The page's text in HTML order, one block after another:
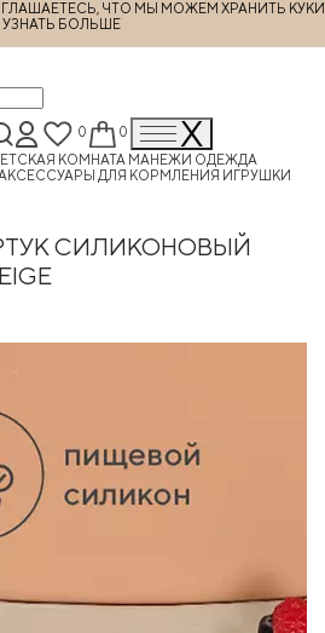
ЧТО МЫ МОЖЕМ ХРАНИТЬ КУКИ
УЗНАТЬ БОЛЬШЕ
0
0
КОМНАТА МАНЕЖИ ОДЕЖДА
ДЛЯ КОРМЛЕНИЯ ИГРУШКИ
СИЛИКОНОВЫЙ